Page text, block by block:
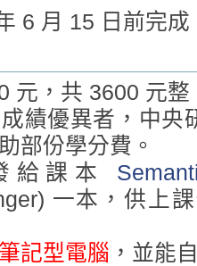
6 月 15 日前完成
元，共 3600 元
績優異者，中央
部份學分費。
給課本
一本，供上
記型電腦 ，並能